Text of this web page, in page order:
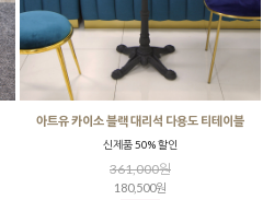
아트유 카이소 블랙 대리석 다용도 티테이블
신제품 50% 할인
361,000원
180,500원